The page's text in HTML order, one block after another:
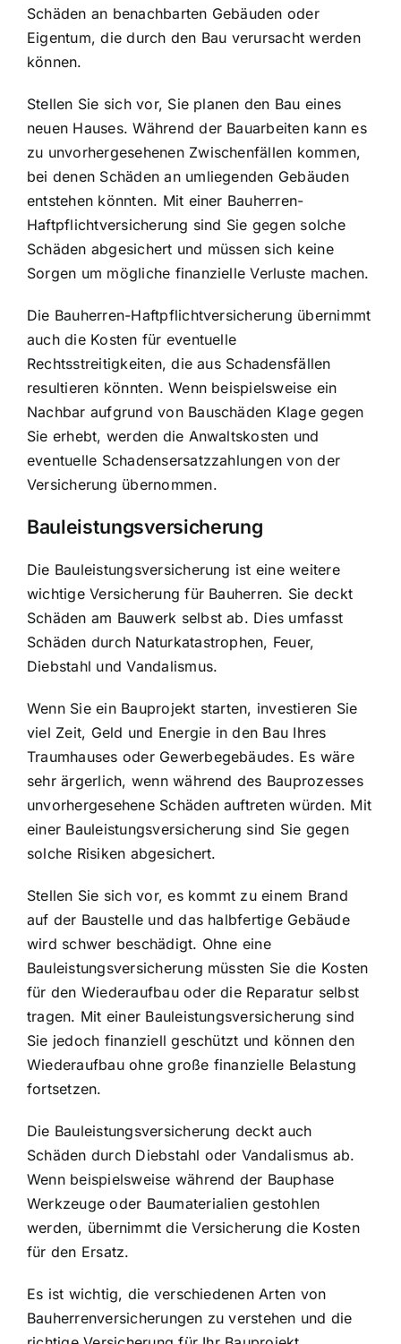
Schäden an benachbarten Gebäuden oder
Eigentum, die durch den Bau verursacht werden
können.
Stellen Sie sich vor, Sie planen den Bau eines
neuen Hauses. Während der Bauarbeiten kann es
zu unvorhergesehenen Zwischenfällen kommen,
bei denen Schäden an umliegenden Gebäuden
entstehen könnten. Mit einer Bauherren-
Haftpflichtversicherung sind Sie gegen solche
Schäden abgesichert und müssen sich keine
Sorgen um mögliche finanzielle Verluste machen.
Die Bauherren-Haftpflichtversicherung übernimmt
auch die Kosten für eventuelle
Rechtsstreitigkeiten, die aus Schadensfällen
resultieren könnten. Wenn beispielsweise ein
Nachbar aufgrund von Bauschäden Klage gegen
Sie erhebt, werden die Anwaltskosten und
eventuelle Schadensersatzzahlungen von der
Versicherung übernommen.
Bauleistungsversicherung
Die Bauleistungsversicherung ist eine weitere
wichtige Versicherung für Bauherren. Sie deckt
Schäden am Bauwerk selbst ab. Dies umfasst
Schäden durch Naturkatastrophen, Feuer,
Diebstahl und Vandalismus.
Wenn Sie ein Bauprojekt starten, investieren Sie
viel Zeit, Geld und Energie in den Bau Ihres
Traumhauses oder Gewerbegebäudes. Es wäre
sehr ärgerlich, wenn während des Bauprozesses
unvorhergesehene Schäden auftreten würden. Mit
einer Bauleistungsversicherung sind Sie gegen
solche Risiken abgesichert.
Stellen Sie sich vor, es kommt zu einem Brand
auf der Baustelle und das halbfertige Gebäude
wird schwer beschädigt. Ohne eine
Bauleistungsversicherung müssten Sie die Kosten
für den Wiederaufbau oder die Reparatur selbst
tragen. Mit einer Bauleistungsversicherung sind
Sie jedoch finanziell geschützt und können den
Wiederaufbau ohne große finanzielle Belastung
fortsetzen.
Die Bauleistungsversicherung deckt auch
Schäden durch Diebstahl oder Vandalismus ab.
Wenn beispielsweise während der Bauphase
Werkzeuge oder Baumaterialien gestohlen
werden, übernimmt die Versicherung die Kosten
für den Ersatz.
Es ist wichtig, die verschiedenen Arten von
Bauherrenversicherungen zu verstehen und die